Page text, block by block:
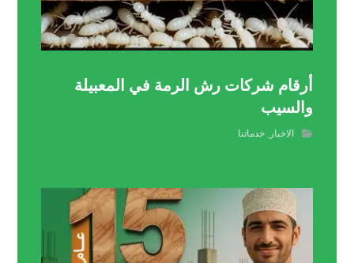
أرقام شركات رش الرمة في المعبيلة
والسيب
الاخبار ,خدماتنا